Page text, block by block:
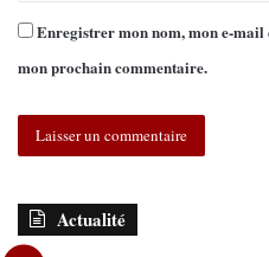
Enregistrer mon nom, mon e-
mon prochain commentaire.
Actualité